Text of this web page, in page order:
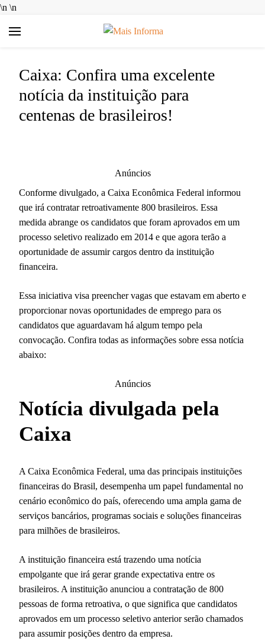
\n \n
simplificar a sua vida, trazendo informações úteis e práticas
sobre Finanças e Aplicativos Diversos. Queremos ajudar você a
tomar decisões mais inteligentes, economizar dinheiro e
aproveitar ao máximo as ferramentas digitais disponíveis hoje.
Caixa: Confira uma excelente
notícia da instituição para
centenas de brasileiros!
Anúncios
Conforme divulgado, a Caixa Econômica Federal informou
que irá contratar retroativamente 800 brasileiros. Essa
medida abrange os candidatos que foram aprovados em um
processo seletivo realizado em 2014 e que agora terão a
oportunidade de assumir cargos dentro da instituição
financeira.
Essa iniciativa visa preencher vagas que estavam em aberto e
proporcionar novas oportunidades de emprego para os
candidatos que aguardavam há algum tempo pela
convocação. Confira todas as informações sobre essa notícia
abaixo:
Anúncios
Notícia divulgada pela
Caixa
A Caixa Econômica Federal, uma das principais instituições
financeiras do Brasil, desempenha um papel fundamental no
cenário econômico do país, oferecendo uma ampla gama de
serviços bancários, programas sociais e soluções financeiras
para milhões de brasileiros.
A instituição financeira está trazendo uma notícia
empolgante que irá gerar grande expectativa entre os
brasileiros. A instituição anunciou a contratação de 800
pessoas de forma retroativa, o que significa que candidatos
aprovados em um processo seletivo anterior serão chamados
para assumir posições dentro da empresa.